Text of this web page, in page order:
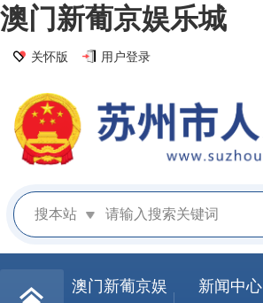
澳门新葡京娱乐城
关怀版 用户登录
搜本站
澳门新葡京娱
新闻中心